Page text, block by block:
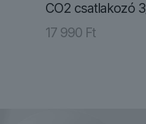
CO2 csatlakozó
17 990 Ft